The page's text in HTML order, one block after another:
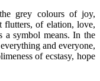
grey colours of joy,
flutters, of elation, love,
a symbol means. In the
and everyone,
of ecstasy, hope